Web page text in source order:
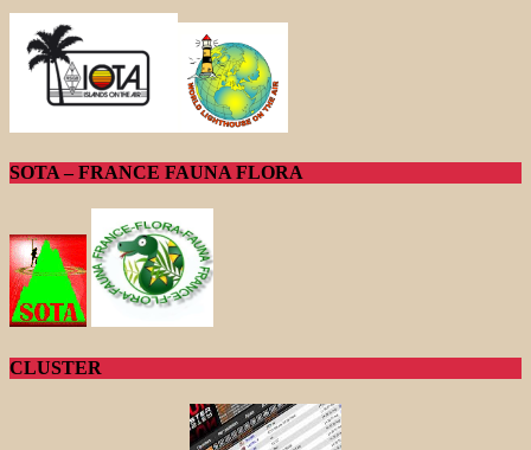
SOTA – FRANCE FAUNA FLORA
CLUSTER